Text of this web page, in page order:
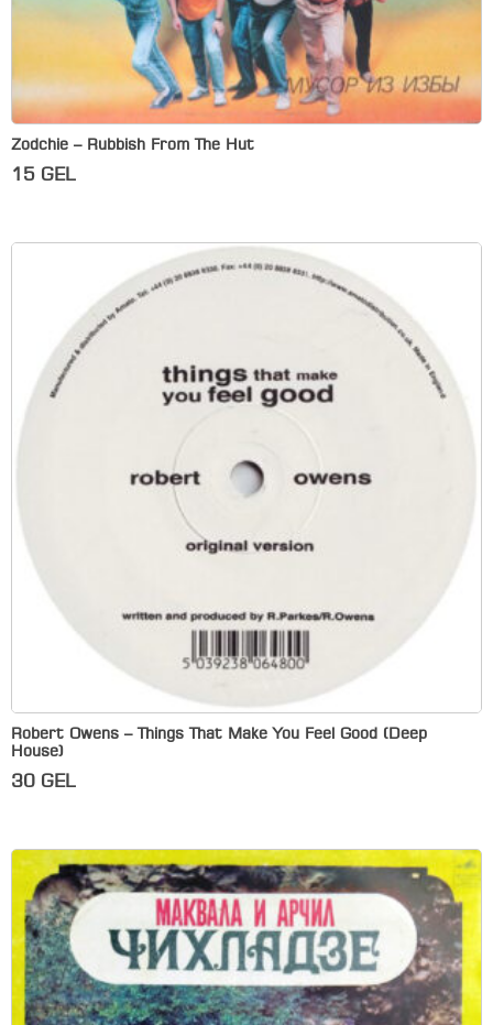
Zodchie – Rubbish From The Hut
15 GEL
Robert Owens – Things That Make You Feel Good (Deep
House)
30 GEL